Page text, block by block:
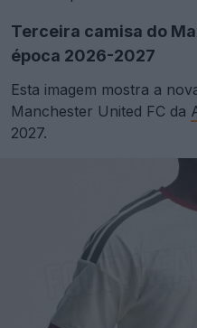
Terceira camisa do
época 2026-2027
Esta imagem mostra a
Manchester United FC da
2027.